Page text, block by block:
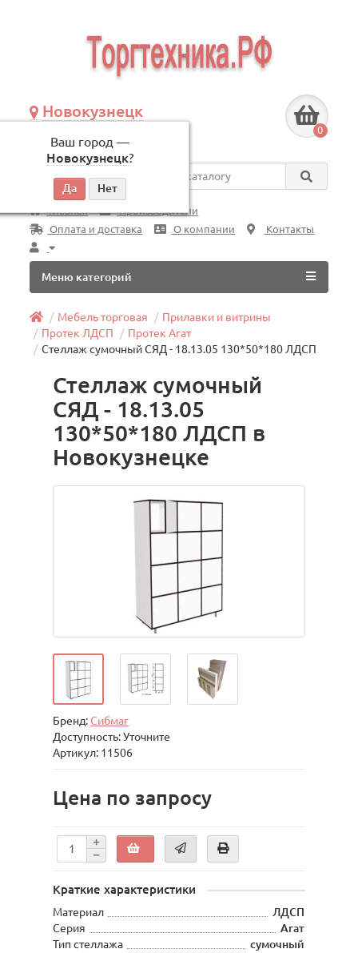
Новокузнецк
Ваш город —
Новокузнецк?
по будням, с 09:00 до 18:00
0
Везде
Главная
Производители
Оплата и доставка
О компании Контакты
Меню категорий
Мебель торговая
Прилавки и витрины
Протек ЛДСП
Протек Агат
Стеллаж сумочный СЯД - 18.13.05 130*50*180 ЛДСП
Стеллаж сумочный
СЯД - 18.13.05
130*50*180 ЛДСП в
Новокузнецке
Бренд: Сибмаг
Доступность: Уточните
Артикул: 11506
Цена по запросу
Краткие характеристики
Материал
ЛДСП
Серия
Агат
Тип стеллажа
сумочный